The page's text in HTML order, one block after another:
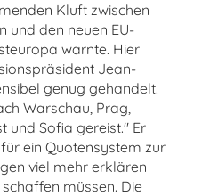
Kluft zwischen
und den neuen EU-
warnte. Hier
Jean-
genug gehandelt.
Warschau, Prag,
und Sofia gereist." Er
ein Quotensystem zur
viel mehr erklären
müssen. Die